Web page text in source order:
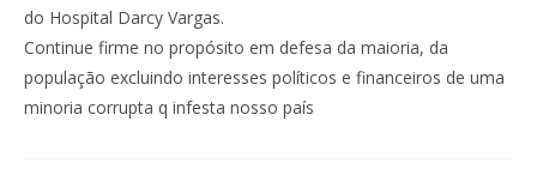
do Hospital Darcy Vargas.
Continue firme no propósito em defesa da maioria, da
população excluindo interesses políticos e financeiros de uma
minoria corrupta q infesta nosso país